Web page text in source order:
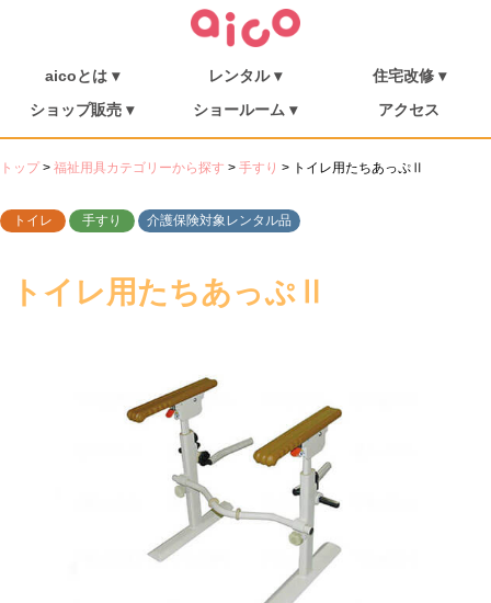
aicoとは ▾
aicoとは
介護保険について
福祉用具を探す
レンタル ▾
ご利用の流れ
介護リフト
消毒・メンテナンス
住宅改修 ▾
住宅改修
施工事例
ショップ販売 ▾
ショップ販売
シューフィッター
ミニむつき庵
ショールーム ▾
朝倉ショールーム
しまんとショールーム
アクセス
トップ > 福祉用具カテゴリーから探す > 手すり > トイレ用たちあっぷⅡ
トイレ 手すり 介護保険対象レンタル品
トイレ用たちあっぷⅡ